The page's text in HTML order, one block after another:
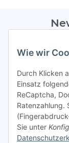
Bitte sendet
regelmäßig
Gesetzliche
Wie wir
Durch Klicken
Einsatz
ReCaptcha,
Ratenzahlung.
Sie unter